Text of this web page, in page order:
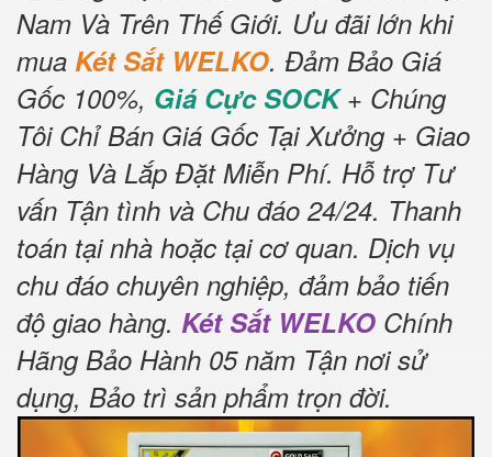
Nam Và Trên Thế Giới. Ưu đãi lớn khi
mua Két Sắt WELKO. Đảm Bảo Giá
Gốc 100%, Giá Cực SOCK+ Chúng
Tôi Chỉ Bán Giá Gốc Tại Xưởng + Giao
Hàng Và Lắp Đặt Miễn Phí. Hỗ trợ Tư
vấn Tận tình và Chu đáo 24/24. Thanh
toán tại nhà hoặc tại cơ quan. Dịch vụ
chu đáo chuyên nghiệp, đảm bảo tiến
độ giao hàng. Két Sắt WELKO Chính
Hãng Bảo Hành 05 năm Tận nơi sử
dụng, Bảo trì sản phẩm trọn đời.